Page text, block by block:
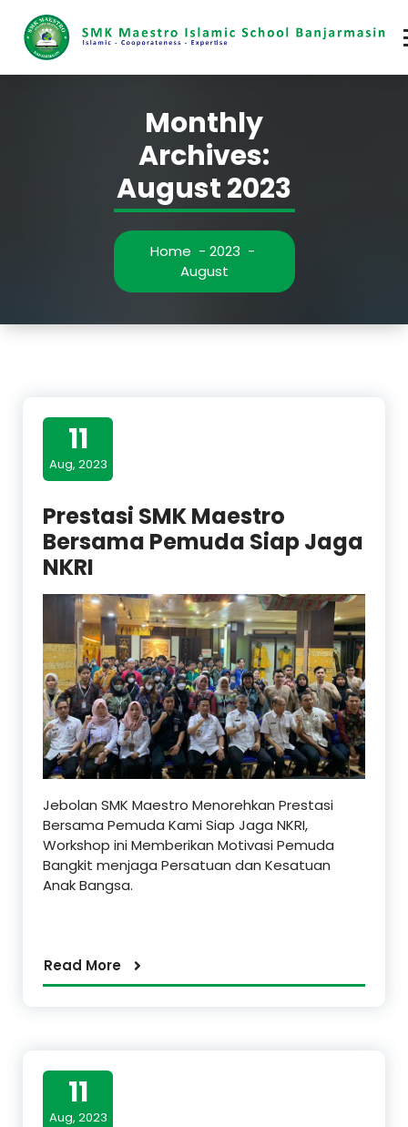
content
Monthly
Archives:
August 2023
Home - 2023 -
August
11
Aug, 2023
Prestasi SMK Maestro
Bersama Pemuda Siap Jaga
NKRI
Jebolan SMK Maestro Menorehkan Prestasi
Bersama Pemuda Kami Siap Jaga NKRI,
Workshop ini Memberikan Motivasi Pemuda
Bangkit menjaga Persatuan dan Kesatuan
Anak Bangsa.
Read More
11
Aug, 2023